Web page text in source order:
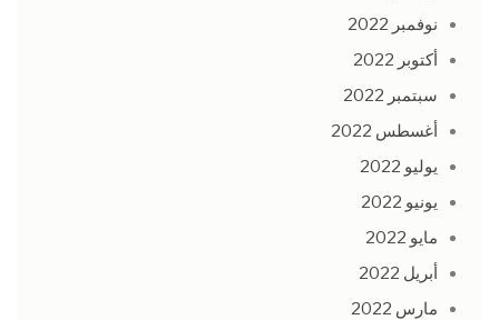
نوفمبر 2022
أكتوبر 2022
سبتمبر 2022
أغسطس 2022
يوليو 2022
يونيو 2022
مايو 2022
أبريل 2022
مارس 2022